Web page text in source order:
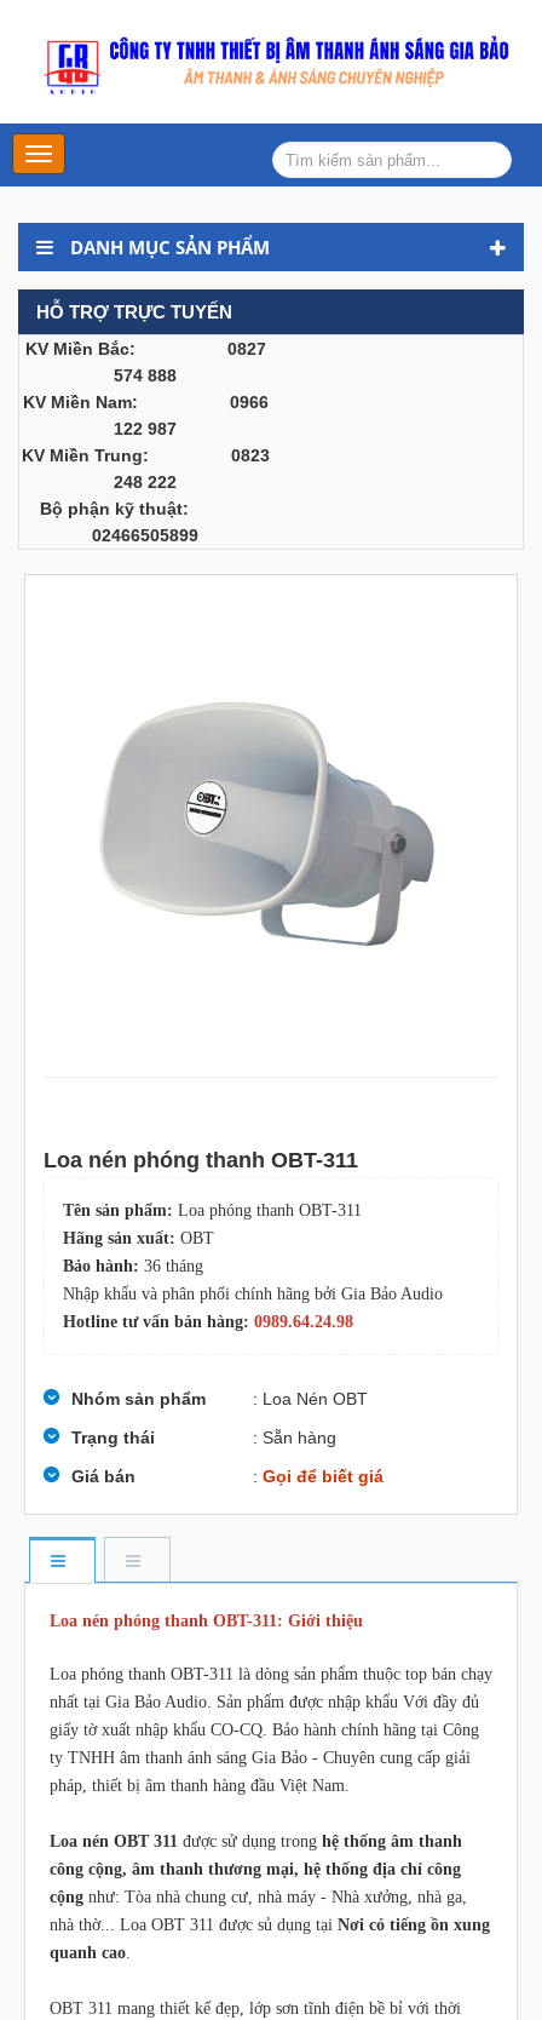
Main
Menu
DANH MỤC SẢN PHẨM
HỖ TRỢ TRỰC TUYẾN
KV Miền Bắc: 0827
574 888
KV Miền Nam: 0966
122 987
KV Miền Trung: 0823
248 222
Bộ phận kỹ thuật:
02466505899
Loa nén phóng thanh OBT-311
Tên sản phẩm: Loa phóng thanh OBT-311
Hãng sản xuất: OBT
Bảo hành: 36 tháng
Nhập khẩu và phân phối chính hãng bởi Gia Bảo Audio
Hotline tư vấn bán hàng: 0989.64.24.98
Nhóm sản phẩm
: Loa Nén OBT
Trạng thái
: Sẵn hàng
Giá bán
: Gọi để biết giá
Loa nén phóng thanh OBT-311: Giới thiệu
Loa phóng thanh OBT-311 là dòng sản phẩm thuộc top bán chạy
nhất tại Gia Bảo Audio. Sản phẩm được nhập khẩu Với đầy đủ
giấy tờ xuất nhập khẩu CO-CQ. Bảo hành chính hãng tại Công
ty TNHH âm thanh ánh sáng Gia Bảo - Chuyên cung cấp giải
pháp, thiết bị âm thanh hàng đầu Việt Nam.
Loa nén OBT 311 được sử dụng trong hệ thống âm thanh
công cộng, âm thanh thương mại, hệ thống địa chỉ công
cộng như: Tòa nhà chung cư, nhà máy - Nhà xưởng, nhà ga,
nhà thờ... Loa OBT 311 được sủ dụng tại Nơi có tiếng ồn xung
quanh cao.
OBT 311 mang thiết kế đẹp, lớp sơn tĩnh điện bề bỉ với thời